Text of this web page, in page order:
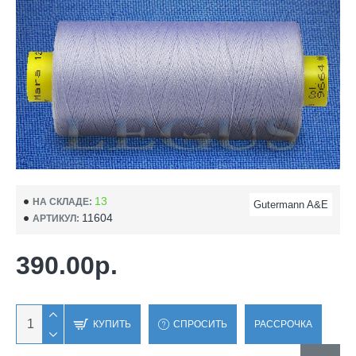
НА СКЛАДЕ: 13
АРТИКУЛ: 11604
Gutermann A&E
390.00р.
КУПИТЬ СПРОСИТЬ РАССРОЧКА